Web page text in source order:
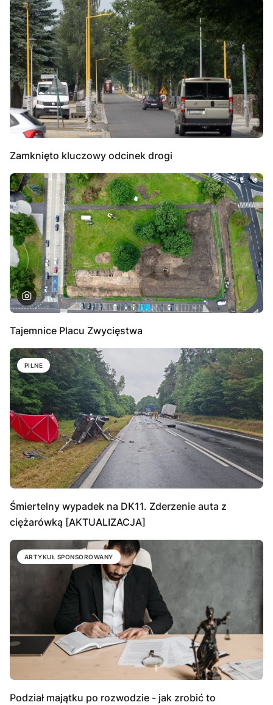
Zamknięto kluczowy odcinek drogi
Tajemnice Placu Zwycięstwa
PILNE
Śmiertelny wypadek na DK11. Zderzenie auta z
ciężarówką [AKTUALIZACJA]
ARTYKUŁ SPONSOROWANY
Podział majątku po rozwodzie - jak zrobić to